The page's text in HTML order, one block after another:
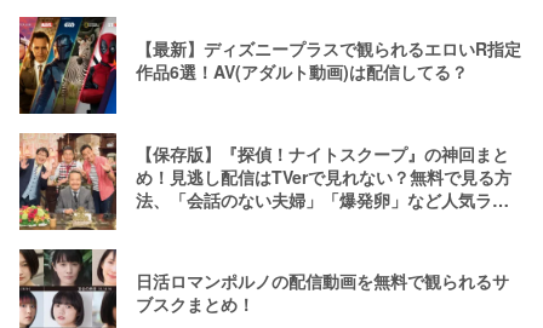
【最新】ディズニープラスで観られるエロいR指定
作品6選！AV(アダルト動画)は配信してる？
【保存版】『探偵！ナイトスクープ』の神回まと
め！見逃し配信はTVerで見れない？無料で見る方
法、「会話のない夫婦」「爆発卵」など人気ラン
日活ロマンポルノの配信動画を無料で観られるサ
ブスクまとめ！